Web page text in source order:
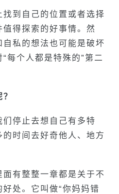
到自己的位置或者选择
得探索的好事情。然
私的想法也可能是破坏
每个人都是特殊的”第二
？
停止去想自己有多特
时间去好奇他人、地方
有整整一章都是关于不
处。它叫做“你妈妈错